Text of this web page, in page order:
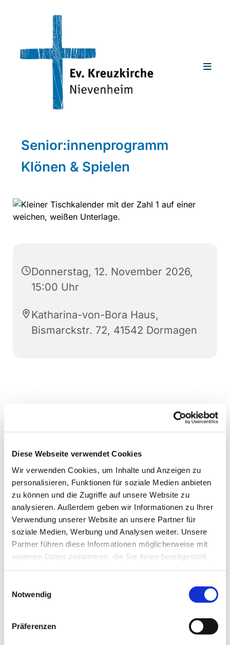
Diese Webseite verwendet Cookies
Wir verwenden Cookies, um Inhalte und Anzeigen zu
personalisieren, Funktionen für soziale Medien anbieten
zu können und die Zugriffe auf unsere Website zu
analysieren. Außerdem geben wir Informationen zu Ihrer
Verwendung unserer Website an unsere Partner für
soziale Medien, Werbung und Analysen weiter. Unsere
Partner führen diese Informationen möglicherweise mit
weiteren Daten zusammen, die Sie ihnen bereitgestellt
Notwendig
Präferenzen
Senior:innenprogramm
Klönen & Spielen
Donnerstag, 12. November 2026,
15:00 Uhr
Katharina-von-Bora Haus,
Bismarckstr. 72, 41542 Dormagen
Dies könnte Sie auch